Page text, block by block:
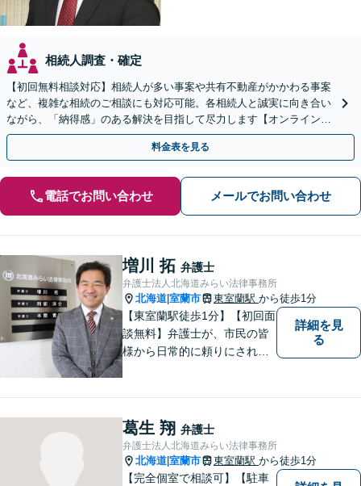
相続人調査・確定
【初回無料相談対応】相続人が多い事案や共有不動産がかかわる事案
など、複雑な相続のご相談にも対応可能。各相続人と誠実に向き合い
ながら、「納得感」のある解決を目指して尽力します【オンライン面
談可】【完全個室で相談可】【東室蘭駅1分】
料金表を見る
電話でお問い合わせ メールでお問い合わせ
増川 拓 弁護士
弁護士法人北海道みらい法律事務所
北海道 室蘭市 東室蘭駅 から徒歩1分
【東室蘭駅徒歩1分】【初回面
談無料】弁護士が、市民の皆
様から日常的に頼りにされる
い未来へと導きます。お気軽
にご相談ください。【駐車場
あり】
詳細を見
る
葛生 翔 弁護士
弁護士法人北海道みらい法律事務所
北海道 室蘭市 東室蘭駅 から徒歩1分
【完全個室で相談可】【駐車